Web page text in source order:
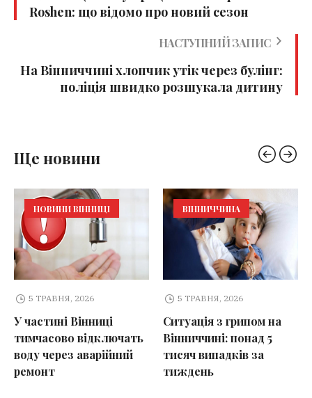
Roshen: що відомо про новий сезон
НАСТУПНИЙ ЗАПИС
На Вінниччині хлопчик утік через булінг:
поліція швидко розшукала дитину
Ще новини
НОВИНИ ВІННИЦІ
5 ТРАВНЯ, 2026
У частині Вінниці
тимчасово відключать
воду через аварійний
ремонт
ВІННИЧЧИНА
5 ТРАВНЯ, 2026
Ситуація з грипом на
Вінниччині: понад 5
тисяч випадків за
тиждень